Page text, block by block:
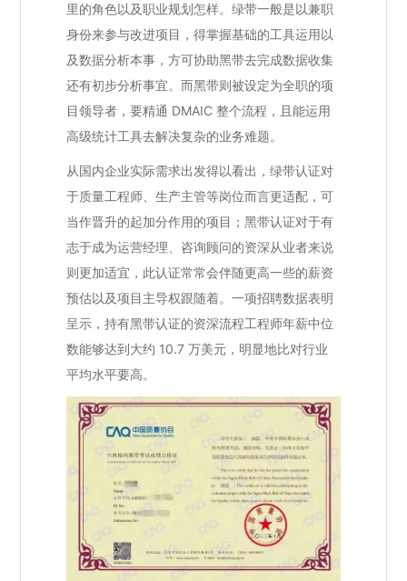
里的角色以及职业规划怎样。绿带一般是以兼职
身份来参与改进项目，得掌握基础的工具运用以
及数据分析本事，方可协助黑带去完成数据收集
还有初步分析事宜。而黑带则被设定为全职的项
目领导者，要精通 DMAIC 整个流程，且能运用
高级统计工具去解决复杂的业务难题。
从国内企业实际需求出发得以看出，绿带认证对
于质量工程师、生产主管等岗位而言更适配，可
当作晋升的起加分作用的项目；黑带认证对于有
志于成为运营经理、咨询顾问的资深从业者来说
则更加适宜，此认证常常会伴随更高一些的薪资
预估以及项目主导权跟随着。一项招聘数据表明
呈示，持有黑带认证的资深流程工程师年薪中位
数能够达到大约 10.7 万美元，明显地比对行业
平均水平要高。